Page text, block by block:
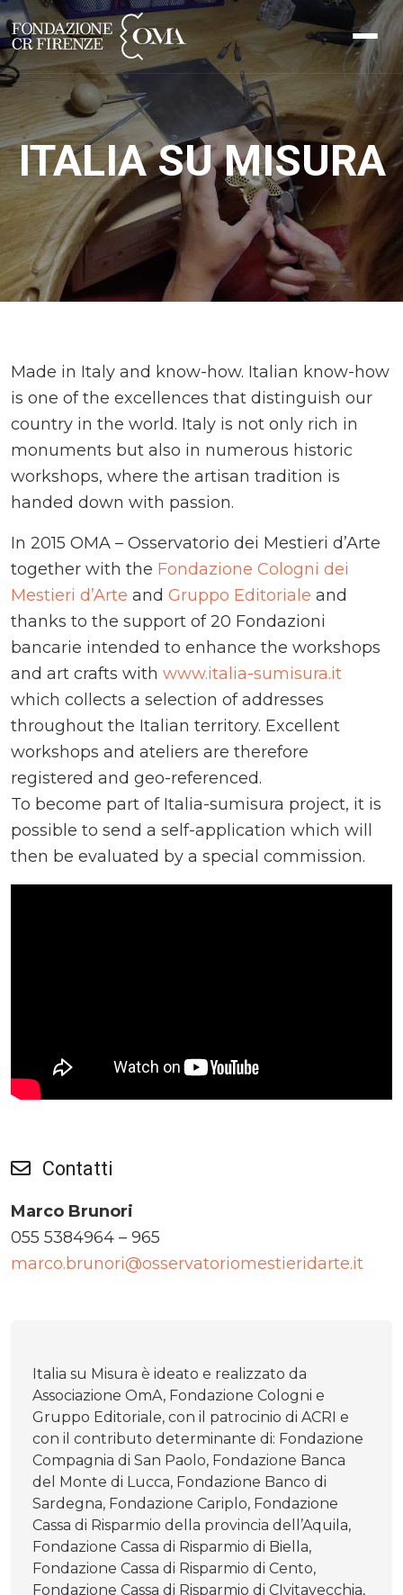
ITALIA SU MISURA
Made in Italy and know-how. Italian know-how
is one of the excellences that distinguish our
country in the world. Italy is not only rich in
monuments but also in numerous historic
workshops, where the artisan tradition is
handed down with passion.
In 2015 OMA – Osservatorio dei Mestieri d’Arte
together with the Fondazione Cologni dei
Mestieri d’Arte and Gruppo Editoriale and
thanks to the support of 20 Fondazioni
bancarie intended to enhance the workshops
and art crafts with www.italia-sumisura.it
which collects a selection of addresses
throughout the Italian territory. Excellent
workshops and ateliers are therefore
registered and geo-referenced.
To become part of Italia-sumisura project, it is
possible to send a self-application which will
then be evaluated by a special commission.
Contatti
Marco Brunori
055 5384964 – 965
marco.brunori@osservatoriomestieridarte.it
Italia su Misura è ideato e realizzato da
Associazione OmA, Fondazione Cologni e
Gruppo Editoriale, con il patrocinio di ACRI e
con il contributo determinante di: Fondazione
Compagnia di San Paolo, Fondazione Banca
del Monte di Lucca, Fondazione Banco di
Sardegna, Fondazione Cariplo, Fondazione
Cassa di Risparmio della provincia dell’Aquila,
Fondazione Cassa di Risparmio di Biella,
Fondazione Cassa di Risparmio di Cento,
Fondazione Cassa di Risparmio di CIvitavecchia,